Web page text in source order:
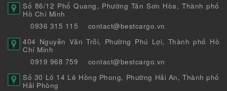
Số 86/12 Phổ Quang, Phường Tân Sơn Hòa, Thành phố
Hồ Chí Minh
0936 315 115
contact@bestcargo.vn
404 Nguyễn Văn Trỗi, Phường Phú Lợi, Thành phố Hồ
Chí Minh
0919 968 759
contact@bestcargo.vn
Số 30 Lô 14 Lê Hồng Phong, Phường Hải An, Thành phố
Hải Phòng